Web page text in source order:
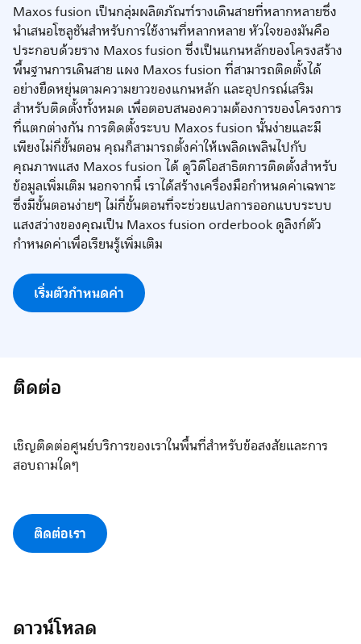
Maxos fusion เป็นกลุ่มผลิตภัณฑ์รางเดินสายที่หลากหลายซึ่ง
นำเสนอโซลูชันสำหรับการใช้งานที่หลากหลาย หัวใจของมันคือ
ประกอบด้วยราง Maxos fusion ซึ่งเป็นแกนหลักของโครงสร้าง
พื้นฐานการเดินสาย แผง Maxos fusion ที่สามารถติดตั้งได้
อย่างยืดหยุ่นตามความยาวของแกนหลัก และอุปกรณ์เสริม
สำหรับติดตั้งทั้งหมด เพื่อตอบสนองความต้องการของโครงการ
ที่แตกต่างกัน การติดตั้งระบบ Maxos fusion นั้นง่ายและมี
เพียงไม่กี่ขั้นตอน คุณก็สามารถตั้งค่าให้เพลิดเพลินไปกับ
คุณภาพแสง Maxos fusion ได้ ดูวิดีโอสาธิตการติดตั้งสำหรับ
ข้อมูลเพิ่มเติม นอกจากนี้ เราได้สร้างเครื่องมือกำหนดค่าเฉพาะ
ซึ่งมีขั้นตอนง่ายๆ ไม่กี่ขั้นตอนที่จะช่วยแปลการออกแบบระบบ
แสงสว่างของคุณเป็น Maxos fusion orderbook ดูลิงก์ตัว
กำหนดค่าเพื่อเรียนรู้เพิ่มเติม
เริ่มตัวกำหนดค่า
ติดต่อ
เชิญติดต่อศูนย์บริการของเราในพื้นที่สำหรับข้อสงสัยและการ
สอบถามใดๆ
ติดต่อเรา
ดาวน์โหลด